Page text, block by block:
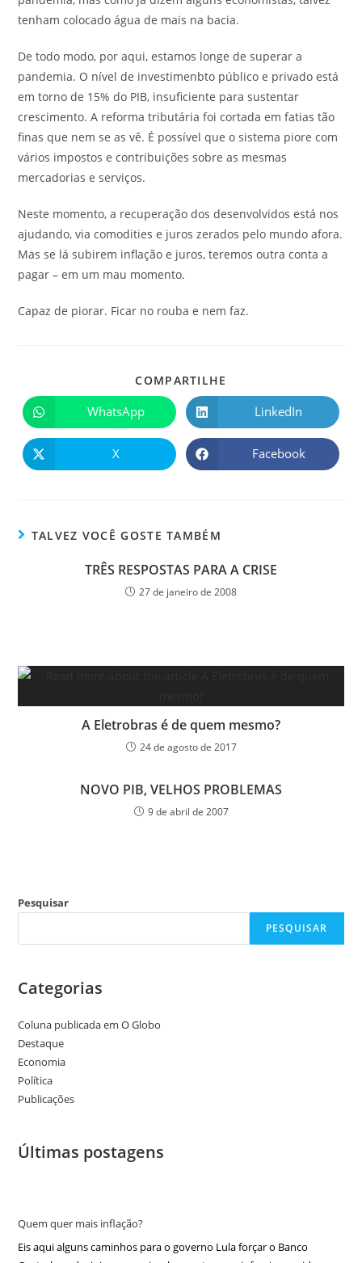
tenham colocado água de mais na bacia.
De todo modo, por aqui, estamos longe de superar a
pandemia. O nível de investimenbto público e privado está
em torno de 15% do PIB, insuficiente para sustentar
crescimento. A reforma tributária foi cortada em fatias tão
finas que nem se as vê. É possível que o sistema piore com
vários impostos e contribuições sobre as mesmas
mercadorias e serviços.
Neste momento, a recuperação dos desenvolvidos está nos
ajudando, via comodities e juros zerados pelo mundo afora.
Mas se lá subirem inflação e juros, teremos outra conta a
pagar – em um mau momento.
Capaz de piorar. Ficar no rouba e nem faz.
COMPARTILHE
WhatsApp LinkedIn
X Facebook
TALVEZ VOCÊ GOSTE TAMBÉM
TRÊS RESPOSTAS PARA A CRISE
27 de janeiro de 2008
A Eletrobras é de quem mesmo?
24 de agosto de 2017
NOVO PIB, VELHOS PROBLEMAS
9 de abril de 2007
Pesquisar
PESQUISAR
Categorias
Coluna publicada em O Globo
Destaque
Economia
Política
Publicações
Últimas postagens
Quem quer mais inflação?
Eis aqui alguns caminhos para o governo Lula forçar o Banco